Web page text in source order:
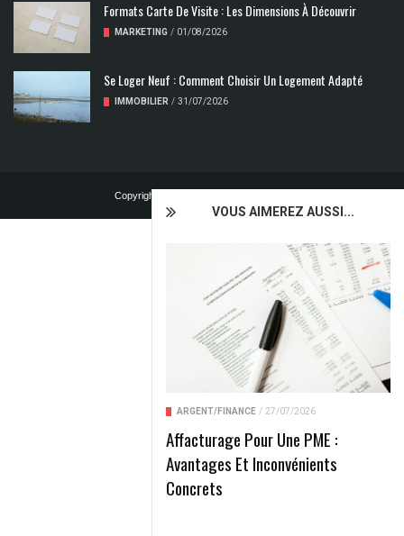
VOUS AIMEREZ AUSSI...
ARGENT/FINANCE / 27/07/2026
Affacturage Pour Une PME :
Avantages Et Inconvénients
Concrets
Formats Carte De Visite : Les Dimensions À Découvrir
MARKETING / 01/08/2026
Se Loger Neuf : Comment Choisir Un Logement Adapté
IMMOBILIER / 31/07/2026
Copyright © 2024 | Tous droits réservés